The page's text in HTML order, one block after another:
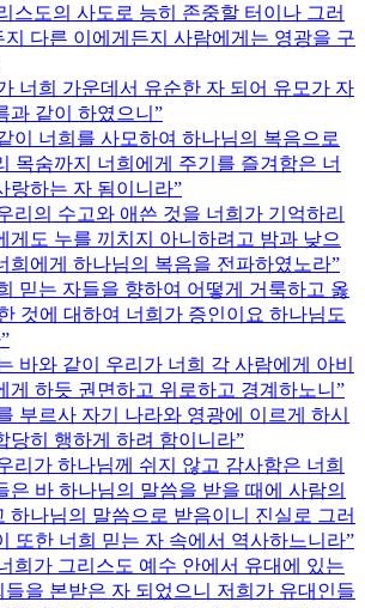
스도의 사도로 능히 존중할 터이나 그러
지 다른 이에게든지 사람에게는 영광을 구
너희 가운데서 유순한 자 되어 유모가 자
과 같이 하였으니
이 너희를 사모하여 하나님의 복음으로
목숨까지 너희에게 주기를 즐겨함은 너
랑하는 자 됨이니라
리의 수고와 애쓴 것을 너희가 기억하리
게도 누를 끼치지 아니하려고 밤과 낮으
희에게 하나님의 복음을 전파하였노라
믿는 자들을 향하여 어떻게 거룩하고 옳
것에 대하여 너희가 증인이요 하나님도
바와 같이 우리가 너희 각 사람에게 아비
게 하듯 권면하고 위로하고 경계하노니
부르사 자기 나라와 영광에 이르게 하시
당히 행하게 하려 함이니라
리가 하나님께 쉬지 않고 감사함은 너희
은 바 하나님의 말씀을 받을 때에 사람의
하나님의 말씀으로 받음이니 진실로 그러
또한 너희 믿는 자 속에서 역사하느니라
희가 그리스도 예수 안에서 유대에 있는
을 본받은 자 되었으니 저희가 유대인들